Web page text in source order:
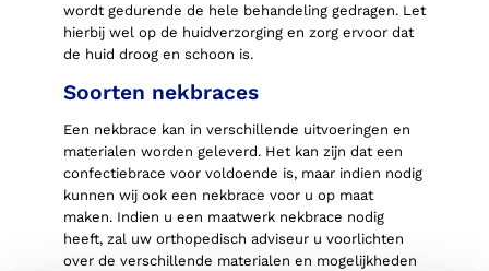
wordt gedurende de hele behandeling gedragen. Let
hierbij wel op de huidverzorging en zorg ervoor dat
de huid droog en schoon is.
Soorten nekbraces
Een nekbrace kan in verschillende uitvoeringen en
materialen worden geleverd. Het kan zijn dat een
confectiebrace voor voldoende is, maar indien nodig
kunnen wij ook een nekbrace voor u op maat
maken. Indien u een maatwerk nekbrace nodig
heeft, zal uw orthopedisch adviseur u voorlichten
over de verschillende materialen en mogelijkheden